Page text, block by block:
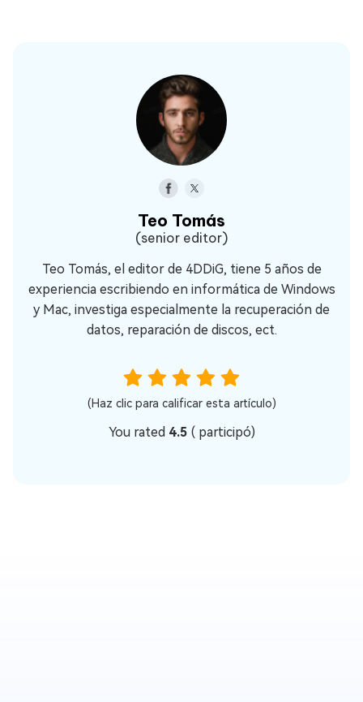
Teo Tomás
(senior editor)
Teo Tomás, el editor de 4DDiG, tiene 5 años de
experiencia escribiendo en informática de Windows
y Mac, investiga especialmente la recuperación de
datos, reparación de discos, ect.
(Haz clic para calificar esta artículo)
You rated 4.5 (participó)